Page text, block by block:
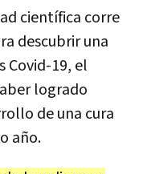
científica corre
descubrir una
Covid-19, el
logrado
de una cura
año.